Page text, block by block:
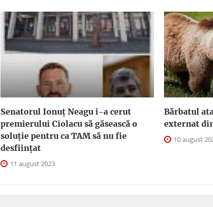
Senatorul Ionuț Neagu i-a cerut
premierului Ciolacu să găsească o
soluție pentru ca TAM să nu fie
desființat
11 august 2023
Bărbatul
externat
10 august